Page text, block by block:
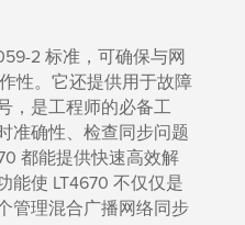
2 标准，可确保与网
性。它还提供用于故障
，是工程师的必备工
准确性、检查同步问题
都能提供快速高效解
能使 LT4670 不仅仅是
管理混合广播网络同步